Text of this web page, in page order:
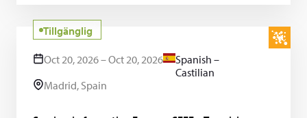
Tillgänglig
Oct 20, 2026 – Oct 20, 2026
Spanish –
Castilian
Madrid, Spain